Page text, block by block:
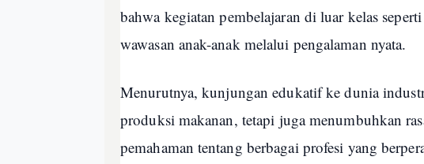
bahwa kegiatan pembelajaran di luar kelas
wawasan anak-anak melalui pengalaman nyata.
Menurutnya, kunjungan edukatif ke dunia
produksi makanan, tetapi juga menumbuhkan
pemahaman tentang berbagai profesi yang